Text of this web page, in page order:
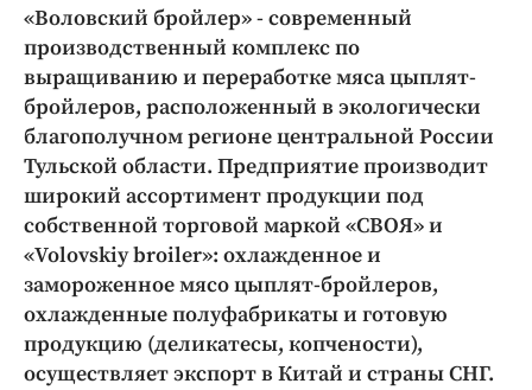
Спорт
ПРОЕКТЫ
Блоги
Издания
Медиаперсона
Интересное чтиво
Клиника года
Бренд года
Работодатель года
«Воловский бройлер» - современный
производственный комплекс по
выращиванию и переработке мяса цыплят-
бройлеров, расположенный в экологически
благополучном регионе центральной России
Тульской области. Предприятие производит
широкий ассортимент продукции под
собственной торговой маркой «СВОЯ» и
«Volovskiy broiler»: охлажденное и
замороженное мясо цыплят-бройлеров,
охлажденные полуфабрикаты и готовую
продукцию (деликатесы, копчености),
осуществляет экспорт в Китай и страны СНГ.